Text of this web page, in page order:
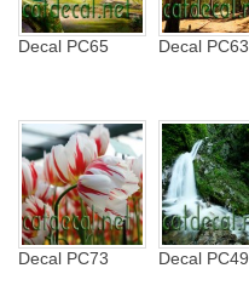
Decal PC65 Decal PC63
Decal PC73 Decal PC49